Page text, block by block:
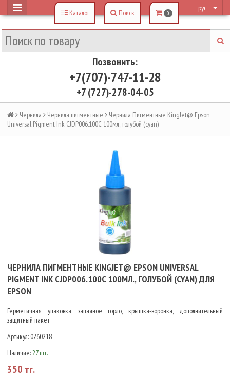
рус
Позвонить:
+7(707)-747-11-28
+7 (727)-278-04-05
Каталог Поиск 0
Чернила Чернила пигментные
Чернила Пигментные KingJet@ Epson
Universal Pigment Ink CJDP006.100C 100мл., голубой (cyan)
ЧЕРНИЛА ПИГМЕНТНЫЕ KINGJET@ EPSON UNIVERSAL
PIGMENT INK CJDP006.100C 100МЛ., ГОЛУБОЙ (CYAN) ДЛЯ
EPSON
Герметичная упаковка, запаяное горло, крышка-воронка, дополнительный
защитный пакет
Артикул: 0260218
Наличие:27 шт.
350 тг.